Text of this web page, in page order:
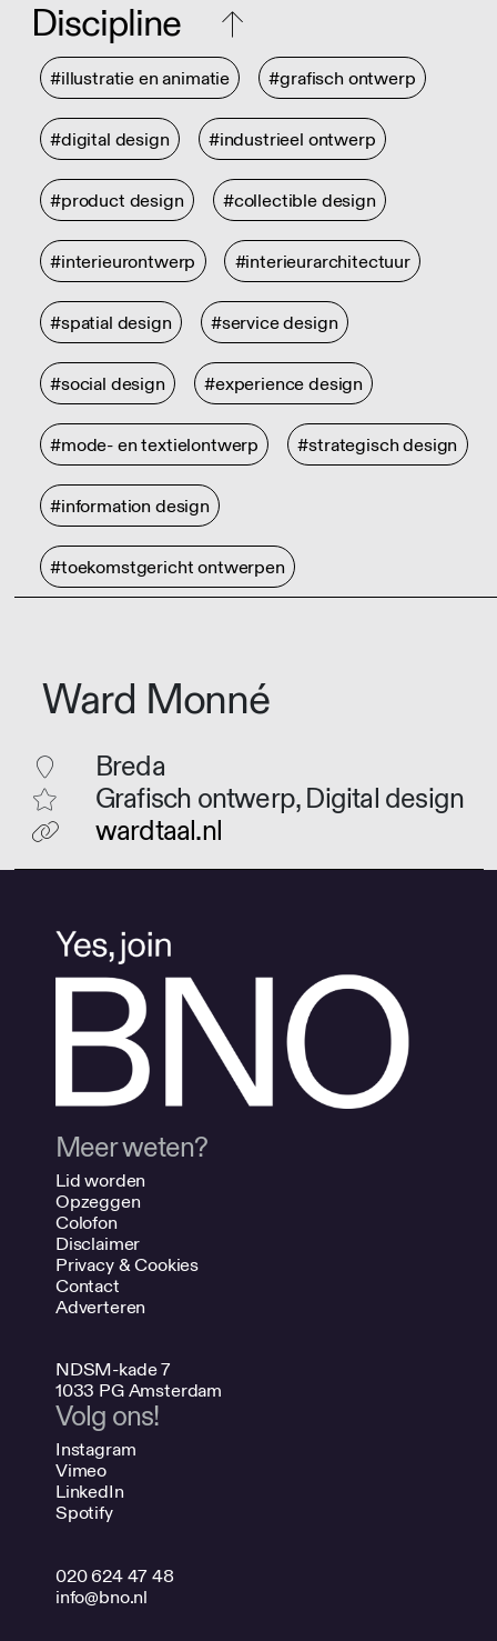
Discipline
#illustratie en animatie #grafisch ontwerp
#digital design #industrieel ontwerp
#product design #collectible design
#interieurontwerp #interieurarchitectuur
#spatial design #service design
#social design #experience design
#mode- en textielontwerp #strategisch design
#information design
#toekomstgericht ontwerpen
Ward Monné
Breda
Grafisch ontwerp, Digital design
wardtaal.nl
Meer weten?
Lid worden
Opzeggen
Colofon
Disclaimer
Privacy & Cookies
Contact
Adverteren
NDSM-kade 7
1033 PG Amsterdam
Volg ons!
Instagram
Vimeo
LinkedIn
Spotify
020 624 47 48
info@bno.nl